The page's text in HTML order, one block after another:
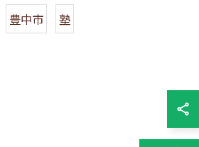
豊中市 塾